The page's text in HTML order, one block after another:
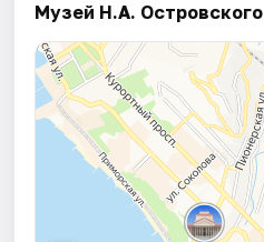
Музей Н.А. Островского